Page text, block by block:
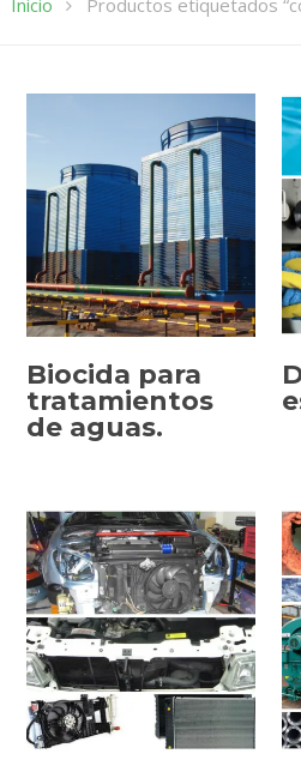
Inicio Productos etiquetados
SELECCIONAR
Biocida para
tratamientos
de aguas.